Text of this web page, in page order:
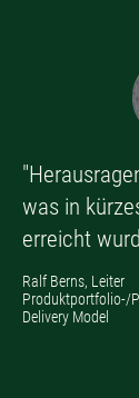
was in
erreicht
Ralf Berns, Leiter
Produktportfolio-/
Delivery Model